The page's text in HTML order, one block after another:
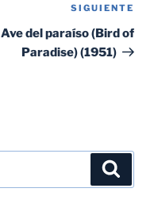
SIGUIENTE
Ave del paraíso (Bird of
Paradise) (1951)